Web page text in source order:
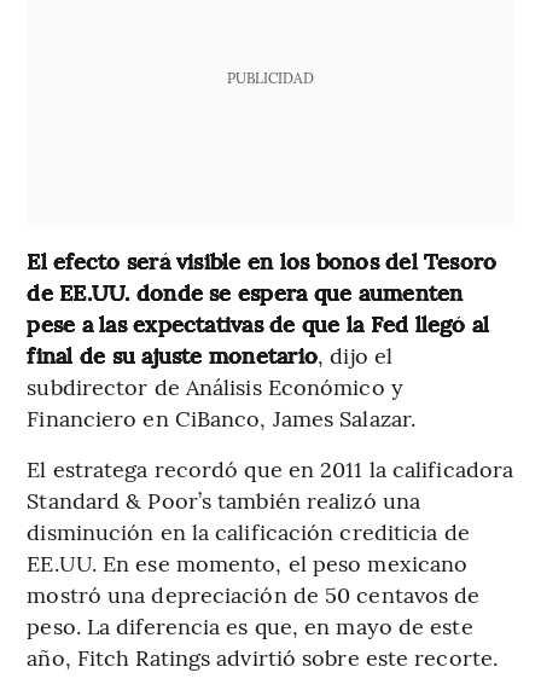
PUBLICIDAD
El efecto será visible en los bonos del Tesoro
de EE.UU. donde se espera que aumenten
pese a las expectativas de que la Fed llegó al
final de su ajuste monetario, dijo el
subdirector de Análisis Económico y
Financiero en CiBanco, James Salazar.
El estratega recordó que en 2011 la calificadora
Standard & Poor’s también realizó una
disminución en la calificación crediticia de
EE.UU. En ese momento, el peso mexicano
mostró una depreciación de 50 centavos de
peso. La diferencia es que, en mayo de este
año, Fitch Ratings advirtió sobre este recorte.